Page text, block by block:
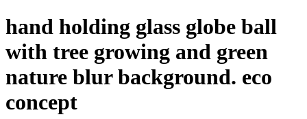
hand holding glass globe ball
with tree growing and green
nature blur background. eco
concept